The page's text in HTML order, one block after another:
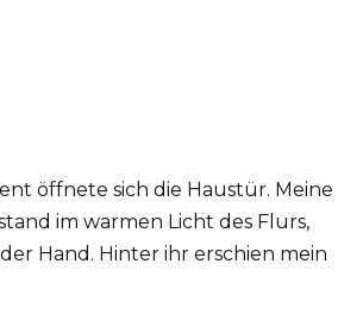
öffnete sich die Haustür. Meine
im warmen Licht des Flurs,
Hand. Hinter ihr erschien mein